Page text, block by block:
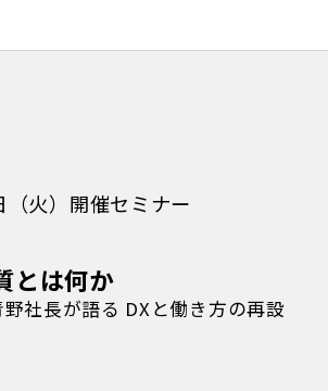
火）開催セミナー
とは何か
社長が語る DXと働き方の再設